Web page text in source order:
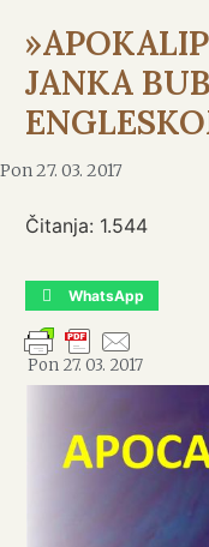
JANKA
Pon 27. 03. 2017
Čitanja: 1.544
WhatsApp
Pon 27. 03. 2017